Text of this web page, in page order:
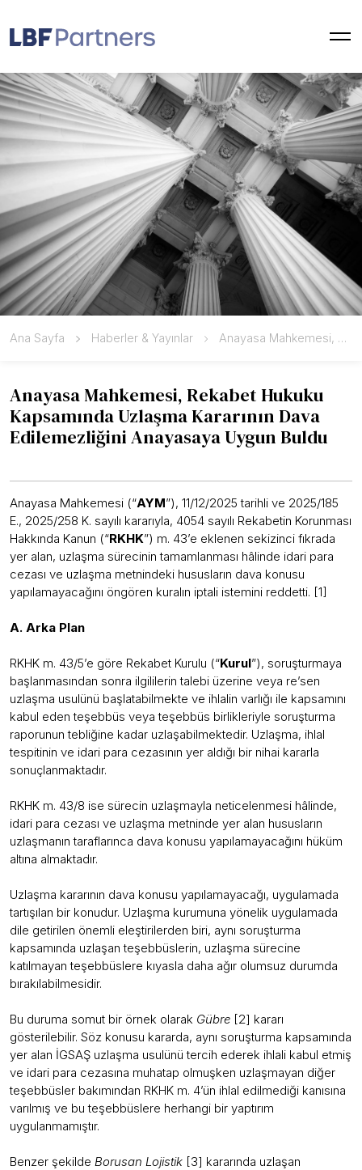
Ana Sayfa Haberler & Yayınlar Anayasa Mahkemesi, Rekabet Hukuku Kapsamında Uzlaşma Kararının Dava Edilemezliğini Anayasaya Uygun Buldu
Anayasa Mahkemesi, Rekabet Hukuku
Kapsamında Uzlaşma Kararının Dava
Edilemezliğini Anayasaya Uygun Buldu
Anayasa Mahkemesi (“AYM”), 11/12/2025 tarihli ve 2025/185
E., 2025/258 K. sayılı kararıyla, 4054 sayılı Rekabetin Korunması
Hakkında Kanun (“RKHK”) m. 43’e eklenen sekizinci fıkrada
yer alan, uzlaşma sürecinin tamamlanması hâlinde idari para
cezası ve uzlaşma metnindeki hususların dava konusu
yapılamayacağını öngören kuralın iptali istemini reddetti. [1]
A. Arka Plan
RKHK m. 43/5’e göre Rekabet Kurulu (“Kurul”), soruşturmaya
başlanmasından sonra ilgililerin talebi üzerine veya re’sen
uzlaşma usulünü başlatabilmekte ve ihlalin varlığı ile kapsamını
kabul eden teşebbüs veya teşebbüs birlikleriyle soruşturma
raporunun tebliğine kadar uzlaşabilmektedir. Uzlaşma, ihlal
tespitinin ve idari para cezasının yer aldığı bir nihai kararla
sonuçlanmaktadır.
RKHK m. 43/8 ise sürecin uzlaşmayla neticelenmesi hâlinde,
idari para cezası ve uzlaşma metninde yer alan hususların
uzlaşmanın taraflarınca dava konusu yapılamayacağını hüküm
altına almaktadır.
Uzlaşma kararının dava konusu yapılamayacağı, uygulamada
tartışılan bir konudur. Uzlaşma kurumuna yönelik uygulamada
dile getirilen önemli eleştirilerden biri, aynı soruşturma
kapsamında uzlaşan teşebbüslerin, uzlaşma sürecine
katılmayan teşebbüslere kıyasla daha ağır olumsuz durumda
bırakılabilmesidir.
Bu duruma somut bir örnek olarak Gübre [2] kararı
gösterilebilir. Söz konusu kararda, aynı soruşturma kapsamında
yer alan İGSAŞ uzlaşma usulünü tercih ederek ihlali kabul etmiş
ve idari para cezasına muhatap olmuşken uzlaşmayan diğer
teşebbüsler bakımından RKHK m. 4’ün ihlal edilmediği kanısına
varılmış ve bu teşebbüslere herhangi bir yaptırım
uygulanmamıştır.
Benzer şekilde Borusan Lojistik [3] kararında uzlaşan